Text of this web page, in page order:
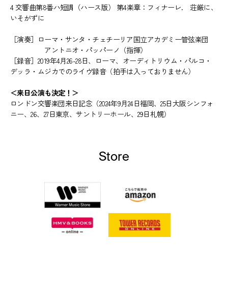
4 交響曲第8番ハ短調（ハース版） 第4楽章：フィナーレ. 荘厳に、
いそがずに
［演奏］ローマ・サンタ・チェチーリア国立アカデミー管弦楽団
アントニオ・パッパーノ（指揮）
［録音］2019年4月26-28日、ローマ、オーディトリウム・パルコ・
デッラ・ムジカでのライヴ録音（拍手は入っておりません）
＜来日公演も決定！＞
ロンドン交響楽団来日記念（2024年9月24日福岡、25日大阪シンフォ
ニー、26、27日東京、サントリーホール、29日札幌）
Store